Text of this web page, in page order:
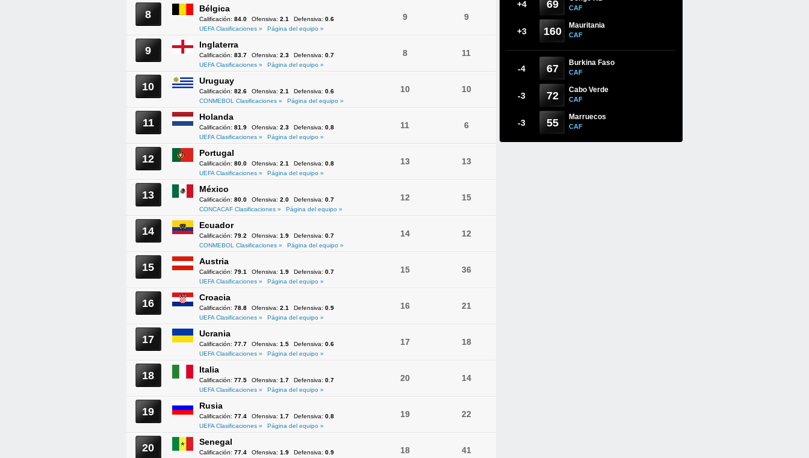
8 Bélgica
Calificación: 84.0 Ofensiva: 2.1 Defensiva: 0.6
UEFA Clasificaciones »
Página del equipo »
9 9
9 Inglaterra
Calificación: 83.7 Ofensiva: 2.3 Defensiva: 0.7
UEFA Clasificaciones »
Página del equipo »
8 11
10 Uruguay
Calificación: 82.6 Ofensiva: 2.1 Defensiva: 0.6
CONMEBOL Clasificaciones »
Página del equipo »
10 10
11 Holanda
Calificación: 81.9 Ofensiva: 2.3 Defensiva: 0.8
UEFA Clasificaciones »
Página del equipo »
11 6
12 Portugal
Calificación: 80.0 Ofensiva: 2.1 Defensiva: 0.8
UEFA Clasificaciones »
Página del equipo »
13 13
13 México
Calificación: 80.0 Ofensiva: 2.0 Defensiva: 0.7
CONCACAF Clasificaciones »
Página del equipo »
12 15
14 Ecuador
Calificación: 79.2 Ofensiva: 1.9 Defensiva: 0.7
CONMEBOL Clasificaciones »
Página del equipo »
14 12
15 Austria
Calificación: 79.1 Ofensiva: 1.9 Defensiva: 0.7
UEFA Clasificaciones »
Página del equipo »
15 36
16 Croacia
Calificación: 78.8 Ofensiva: 2.1 Defensiva: 0.9
UEFA Clasificaciones »
Página del equipo »
16 21
17 Ucrania
Calificación: 77.7 Ofensiva: 1.5 Defensiva: 0.6
UEFA Clasificaciones »
Página del equipo »
17 18
18 Italia
Calificación: 77.5 Ofensiva: 1.7 Defensiva: 0.7
UEFA Clasificaciones »
Página del equipo »
20 14
19 Rusia
Calificación: 77.4 Ofensiva: 1.7 Defensiva: 0.8
UEFA Clasificaciones »
Página del equipo »
19 22
20 Senegal
Calificación: 77.4 Ofensiva: 1.9 Defensiva: 0.9
18 41
+4 69 CAF
+3 160 Mauritania
CAF
-4 67 Burkina Faso
CAF
-3 72 Cabo Verde
CAF
-3 55 Marruecos
CAF